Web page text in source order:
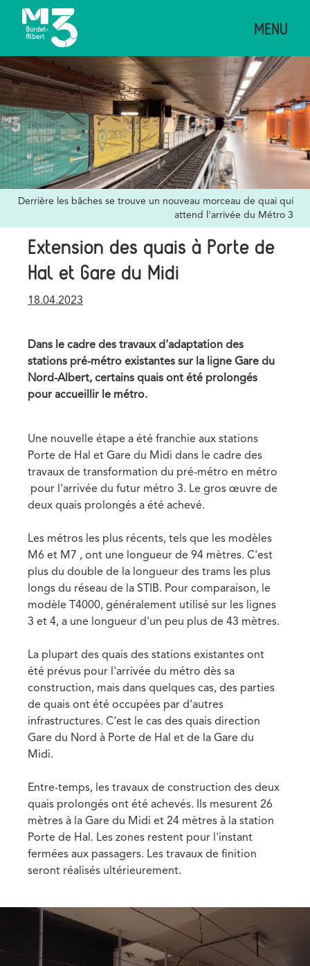
Aller
contenu
principal
MENU
Image
Credits
Derrière les bâches se trouve un nouveau morceau de quai qui
attend l'arrivée du Métro 3
Extension des quais à Porte de
Hal et Gare du Midi
Publication
18.04.2023
Dans le cadre des travaux d'adaptation des
stations pré-métro existantes sur la ligne Gare du
Nord-Albert, certains quais ont été prolongés
pour accueillir le métro.
Une nouvelle étape a été franchie aux stations
Porte de Hal et Gare du Midi dans le cadre des
travaux de transformation du pré-métro en métro
pour l'arrivée du futur métro 3. Le gros œuvre de
deux quais prolongés a été achevé.
Les métros les plus récents, tels que les modèles
M6 et M7 , ont une longueur de 94 mètres. C'est
plus du double de la longueur des trams les plus
longs du réseau de la STIB. Pour comparaison, le
modèle T4000, généralement utilisé sur les lignes
3 et 4, a une longueur d'un peu plus de 43 mètres.
La plupart des quais des stations existantes ont
été prévus pour l'arrivée du métro dès sa
construction, mais dans quelques cas, des parties
de quais ont été occupées par d'autres
infrastructures. C'est le cas des quais direction
Gare du Nord à Porte de Hal et de la Gare du
Midi.
Entre-temps, les travaux de construction des deux
quais prolongés ont été achevés. Ils mesurent 26
mètres à la Gare du Midi et 24 mètres à la station
Porte de Hal. Les zones restent pour l'instant
fermées aux passagers. Les travaux de finition
seront réalisés ultérieurement.